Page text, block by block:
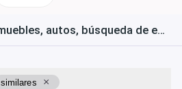
Venta y arriendo de inmuebles, autos, búsqueda de empleo y bienes de consumo en Chile
similares ×